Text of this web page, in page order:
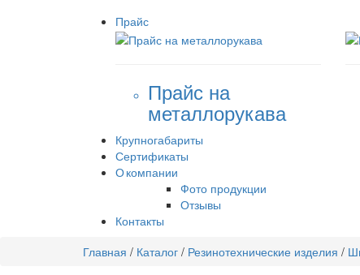
Прайс
Прайс на
металлорукава
Крупногабариты
Сертификаты
О компании
Фото продукции
Отзывы
Контакты
Главная / Каталог / Резинотехнические изделия /